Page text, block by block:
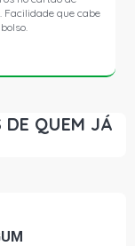
(2006 - 2007)
Facilidade que cabe
DE QUEM JÁ